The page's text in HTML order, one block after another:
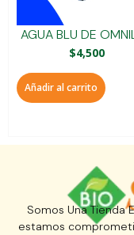
AGUA BLU DE
$4,500
Añadir al carrito
Somos Una Tienda
estamos